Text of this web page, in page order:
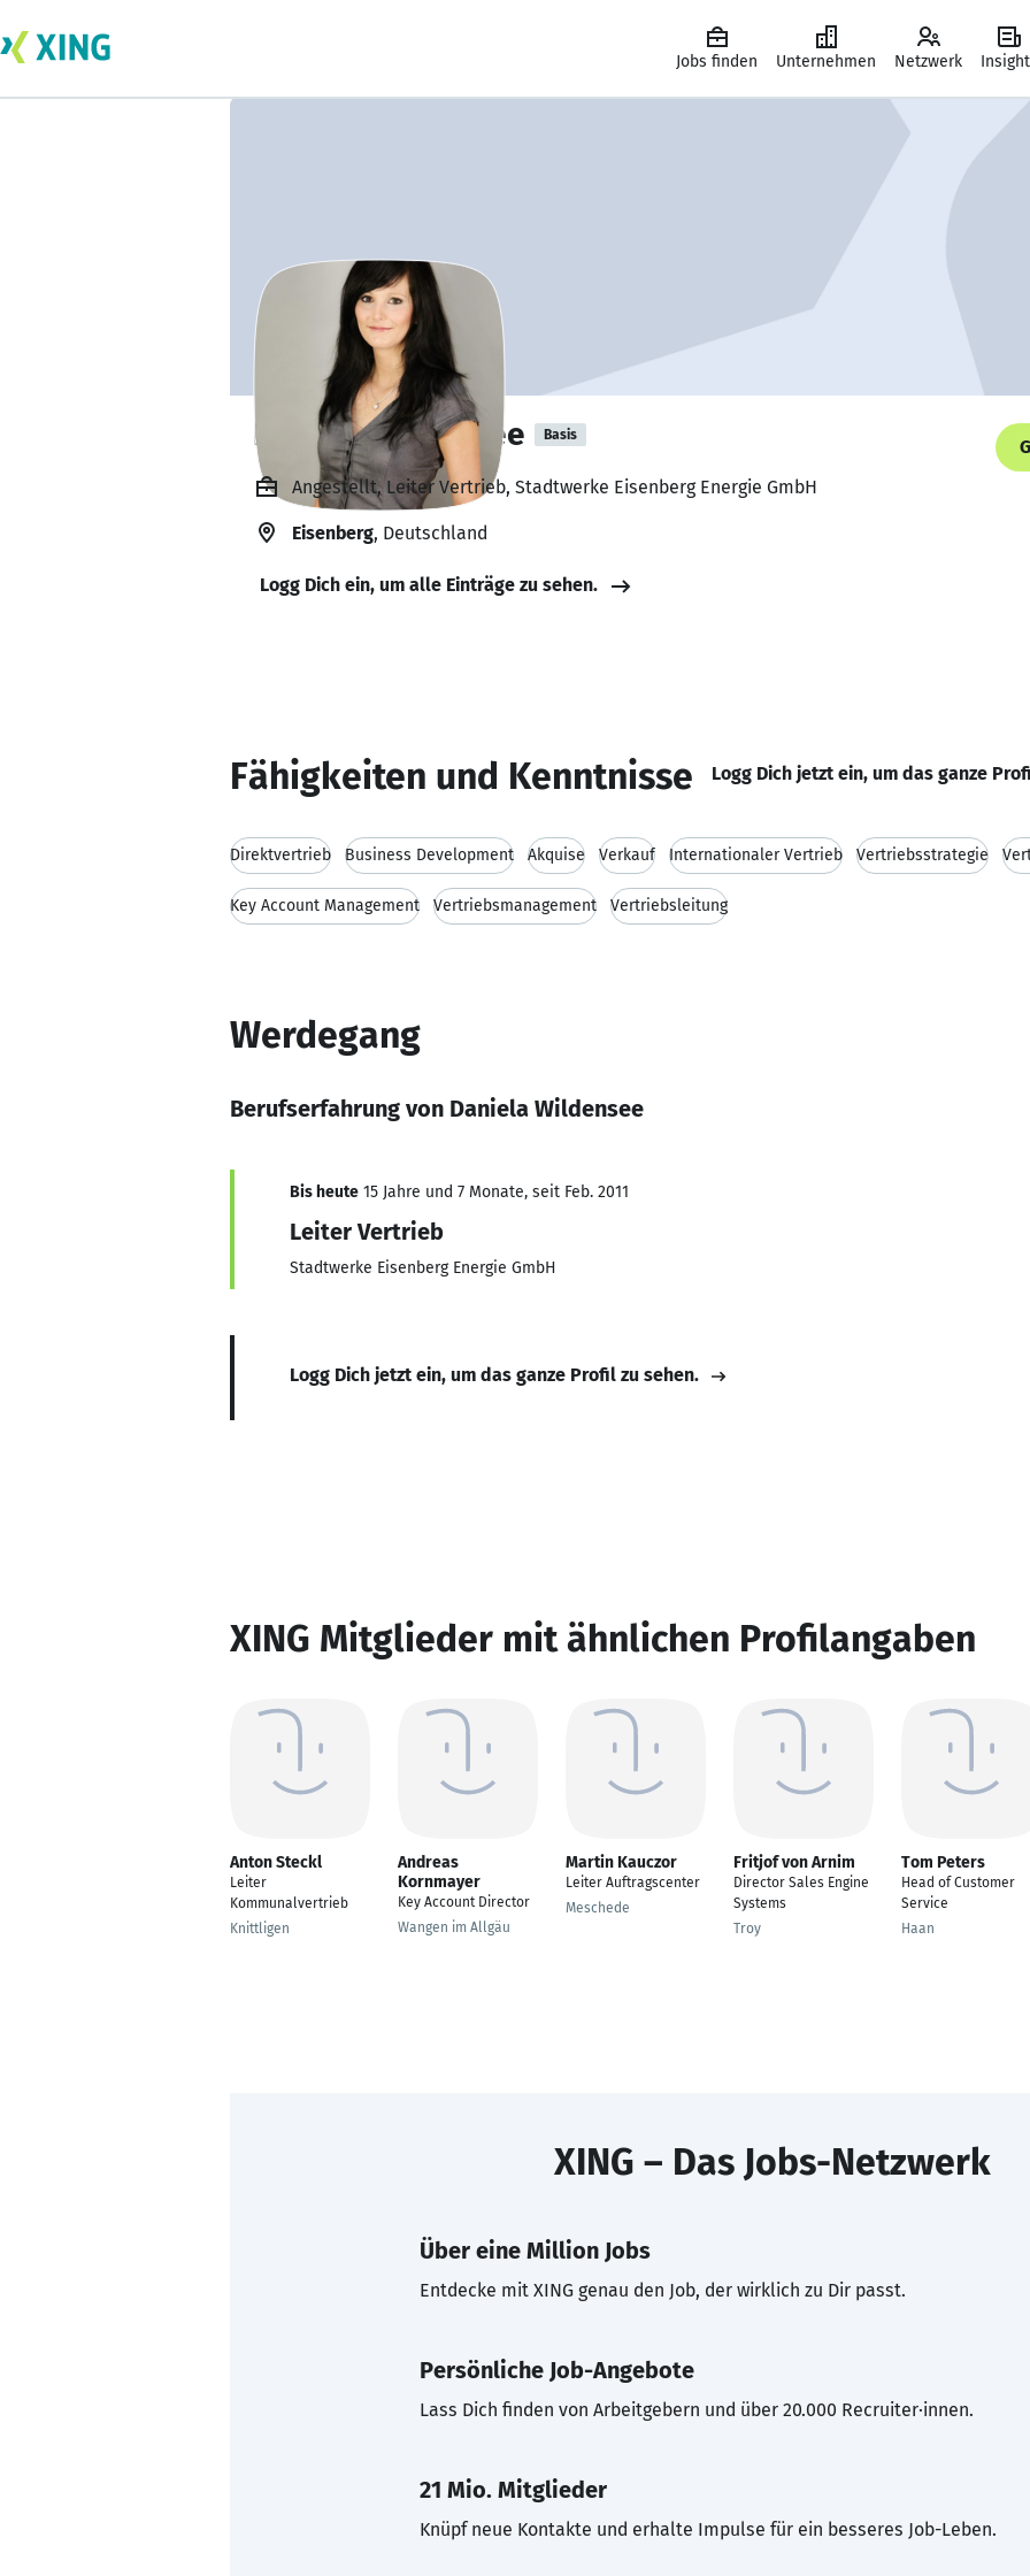
Jobs finden Unternehmen Netzwerk
Daniela Wildensee Basis
Angestellt, Leiter Vertrieb, Stadtwerke Eisenberg Energie GmbH
Eisenberg, Deutschland
Logg Dich ein, um alle Einträge zu sehen.
Fähigkeiten und Kenntnisse Logg Dich jetzt ein, um das ganze
Direktvertrieb Business Development Akquise Verkauf Internationaler Vertrieb Vertriebsstrategie
Key Account Management Vertriebsmanagement Vertriebsleitung
Werdegang
Berufserfahrung von Daniela Wildensee
Bis heute 15 Jahre und 7 Monate, seit Feb. 2011
Leiter Vertrieb
Stadtwerke Eisenberg Energie GmbH
Logg Dich jetzt ein, um das ganze Profil zu sehen.
XING Mitglieder mit ähnlichen Profilangaben
Anton Steckl
Leiter
Kommunalvertrieb
Knittligen
Andreas
Kornmayer
Key Account Director
Wangen im Allgäu
Martin Kauczor
Leiter Auftragscenter
Meschede
Fritjof von Arnim
Director Sales Engine
Systems
Troy
Tom Peters
Head of Customer
Service
Haan
XING – Das Jobs-Netzwerk
Über eine Million Jobs
Entdecke mit XING genau den Job, der wirklich zu Dir passt.
Persönliche Job-Angebote
Lass Dich finden von Arbeitgebern und über 20.000 Recruiter·innen.
21 Mio. Mitglieder
Knüpf neue Kontakte und erhalte Impulse für ein besseres Job-Leben.